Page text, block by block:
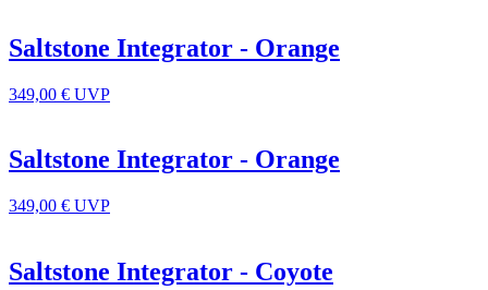
Saltstone Integrator - Orange
349,00 € UVP
Saltstone Integrator - Orange
349,00 € UVP
Saltstone Integrator - Coyote